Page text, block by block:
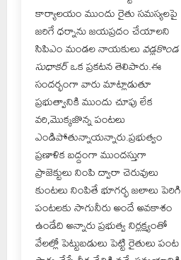
కార్యాలయం ముందు రైతు సమస్యలపై
జరిగే ధర్నాను జయప్రదం చేయాలని
సిపిఎం మండల నాయకులువడ్లకొండ
సుధాకర్ఒక ప్రకటన తెలిపారు.ఈ
సందర్భంగా వారు మాట్లాడుతూ
ప్రభుత్వానికి ముందు చూపు లేక
వరి,మొక్కజొన్న పంటలు
ఎండిపోతున్నాయన్నారు.ప్రభుత్వం
ప్రణాళిక బద్దంగా ముందస్తుగా
ప్రాజెక్టులు నింపి ద్వారా చెరువులు
కుంటలు నింపితే భూగర్భ జలాలు పెరిగి
పంటలకు సాగునీరు అందే అవకాశం
ఉండేది అన్నారు ప్రభుత్వ నిర్లక్ష్యంతో
వేలల్లో పెట్టుబడులు పెట్టి రైతులు పంట